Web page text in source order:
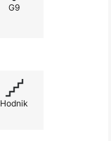
G9
Hodnik